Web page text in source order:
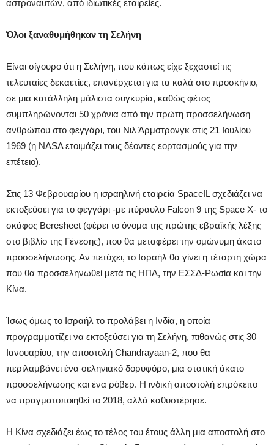
αστροναυτών, από ιδιωτικές εταιρείες.
Όλοι ξαναθυμήθηκαν τη Σελήνη
Είναι σίγουρο ότι η Σελήνη, που κάπως είχε ξεχαστεί τις
τελευταίες δεκαετίες, επανέρχεται για τα καλά στο προσκήνιο,
σε μια κατάλληλη μάλιστα συγκυρία, καθώς φέτος
συμπληρώνονται 50 χρόνια από την πρώτη προσσελήνωση
ανθρώπου στο φεγγάρι, του Νιλ Άρμστρονγκ στις 21 Ιουλίου
1969 (η NASA ετοιμάζει τους δέοντες εορτασμούς για την
επέτειο).
Στις 13 Φεβρουαρίου η ισραηλινή εταιρεία SpaceIL σχεδιάζει να
εκτοξεύσει για το φεγγάρι -με πύραυλο Falcon 9 της Space X- το
σκάφος Beresheet (φέρει το όνομα της πρώτης εβραϊκής λέξης
στο βιβλίο της Γένεσης), που θα μεταφέρει την ομώνυμη άκατο
προσσελήνωσης. Αν πετύχει, το Ισραήλ θα γίνει η τέταρτη χώρα
που θα προσσεληνωθεί μετά τις ΗΠΑ, την ΕΣΣΔ-Ρωσία και την
Κίνα.
Ίσως όμως το Ισραήλ το προλάβει η Ινδία, η οποία
προγραμματίζει να εκτοξεύσει για τη Σελήνη, πιθανώς στις 30
Ιανουαρίου, την αποστολή Chandrayaan-2, που θα
περιλαμβάνει ένα σεληνιακό δορυφόρο, μια στατική άκατο
προσσελήνωσης και ένα ρόβερ. Η ινδική αποστολή επρόκειτο
να πραγματοποιηθεί το 2018, αλλά καθυστέρησε.
Η Κίνα σχεδιάζει έως το τέλος του έτους άλλη μια αποστολή στο